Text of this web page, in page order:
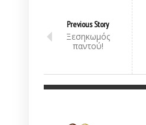
Previous Story
Ξεσηκωμός
παντού!